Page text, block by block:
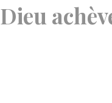
Dieu